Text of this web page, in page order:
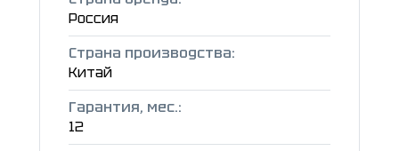
Россия
Страна производства:
Китай
Гарантия, мес.:
12